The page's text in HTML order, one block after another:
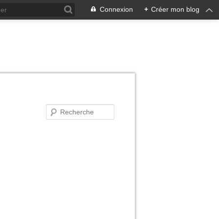
Connexion + Créer mon blog